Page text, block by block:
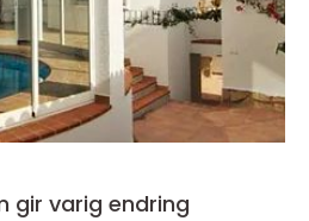
gir varig endring